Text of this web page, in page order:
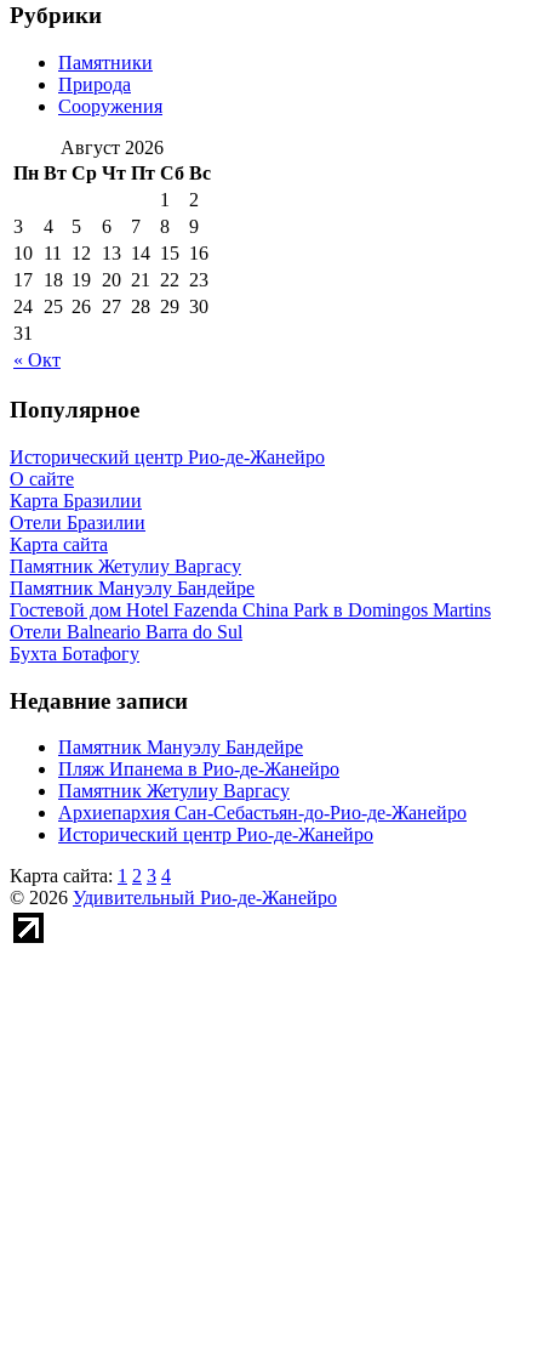
Рубрики
Памятники
Природа
Сооружения
Август 2026
Пн Вт Ср Чт Пт Сб Вс
« Окт
1
2
3
4 5 6 7 8
9
10 11 12 13 14 15 16
17 18 19 20 21 22 23
24 25 26 27 28 29 30
31
Популярное
Исторический центр Рио-де-Жанейро
О сайте
Карта Бразилии
Отели Бразилии
Карта сайта
Памятник Жетулиу Варгасу
Памятник Мануэлу Бандейре
Гостевой дом Hotel Fazenda China Park в Domingos Martins
Отели Balneario Barra do Sul
Бухта Ботафогу
Недавние записи
Памятник Мануэлу Бандейре
Пляж Ипанема в Рио-де-Жанейро
Памятник Жетулиу Варгасу
Архиепархия Сан-Себастьян-до-Рио-де-Жанейро
Исторический центр Рио-де-Жанейро
Карта сайта: 1 2 3 4
© 2026 Удивительный Рио-де-Жанейро